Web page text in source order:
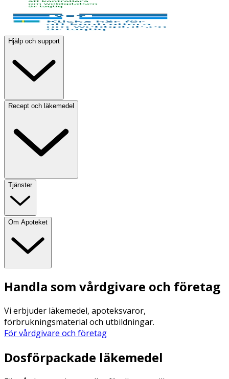
Hjälp och support
Recept och läkemedel
Tjänster
Om Apoteket
Handla som vårdgivare och företag
Vi erbjuder läkemedel, apoteksvaror,
förbrukningsmaterial och utbildningar.
För vårdgivare och företag
Dosförpackade läkemedel